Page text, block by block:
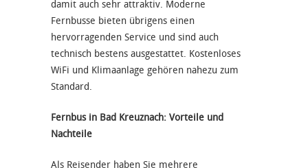
damit auch sehr attraktiv. Moderne
Fernbusse bieten übrigens einen
hervorragenden Service und sind auch
technisch bestens ausgestattet. Kostenloses
WiFi und Klimaanlage gehören nahezu zum
Standard.
Fernbus in Bad Kreuznach: Vorteile und
Nachteile
Als Reisender haben Sie mehrere